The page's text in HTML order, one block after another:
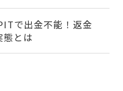
で出金不能！返金
態とは